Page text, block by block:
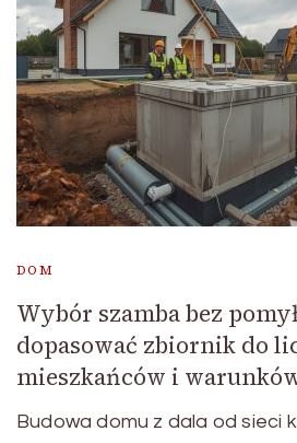
DOM
Wybór szamba bez
dopasować zbiornik do
mieszkańców i
Budowa domu z dala od sieci